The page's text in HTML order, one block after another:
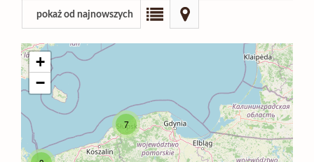
Rynek
pokaż od najnowszych
7
+
−